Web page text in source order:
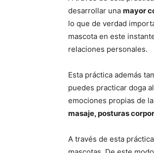
desarrollar una mayor
lo que de verdad
mascota en este
relaciones personales.
Esta práctica además
puedes practicar doga
emociones propias de
masaje, posturas
A través de esta